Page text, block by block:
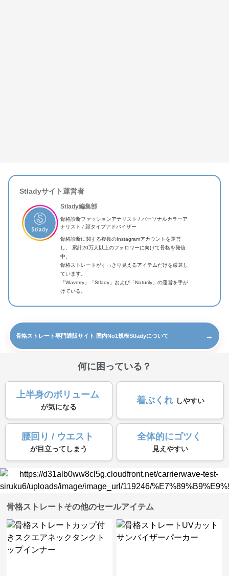
Stladyサイト運営者
Stlady編集部
骨格診断ファッションアナリスト / パーソナルカラーア
ナリスト / 顔タイプアドバイザー
骨格診断に関する複数のInstagramアカウントを運営
し、 累計20万人以上のフォロワーに向けて骨格を発信
中。
骨格ストレートがすっきり見えるアイテムだけを厳選し
ています。
「Waverry」「Stlady」および「Naturily」の運営を手が
けている。
骨格ストレート専門通販サイト 国内No1規模Stladyについて →
何に困っている？
上半身のボリューム
が気になる
着ぶくれ しやすい
腰回り / ウエスト
が目立ってしまう
全体的にゴツく
見えやすい
骨格ストレートその他のセールアイテム